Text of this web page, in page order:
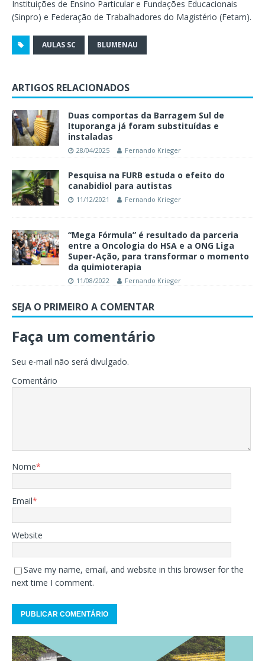
Instituições de Ensino Particular e Fundações Educacionais
(Sinpro) e Federação de Trabalhadores do Magistério (Fetam).
AULAS SC BLUMENAU
ARTIGOS RELACIONADOS
Duas comportas da Barragem Sul de
Ituporanga já foram substituídas e
instaladas
28/04/2025 Fernando Krieger
Pesquisa na FURB estuda o efeito do
canabidiol para autistas
11/12/2021 Fernando Krieger
“Mega Fórmula” é resultado da parceria
entre a Oncologia do HSA e a ONG Liga
Super-Ação, para transformar o momento
da quimioterapia
11/08/2022 Fernando Krieger
SEJA O PRIMEIRO A COMENTAR
Faça um comentário
Seu e-mail não será divulgado.
Comentário
Nome*
Email*
Website
Save my name, email, and website in this browser for the
next time I comment.